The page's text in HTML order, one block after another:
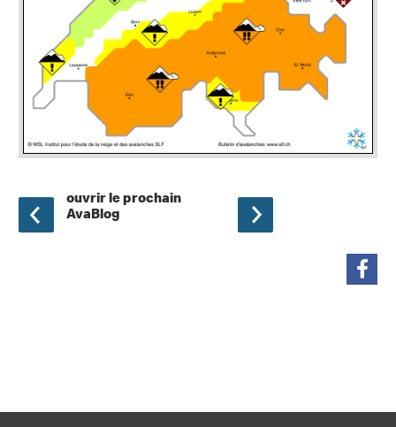
ouvrir le prochain
AvaBlog